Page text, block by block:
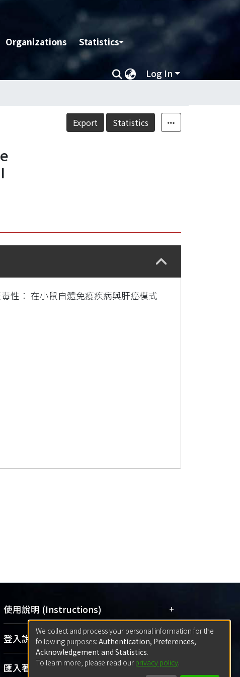
Organizations Statistics
Log In
Export Statistics
性： 在小鼠自體免疫疾病與肝癌模式
使用說明 (Instructions) +
網站簡介(Quickstart Guide)
使用手冊(Instruction Manual)
線上預約服務(Booking Service)
登入說明 (Sign-in) +
方案一：臺灣大學計算機中心帳號登入
匯入著作 (Submission) +
We collect and process your personal information for the
following purposes: Authentication, Preferences,
Acknowledgement and Statistics.
To learn more, please read our privacy policy.